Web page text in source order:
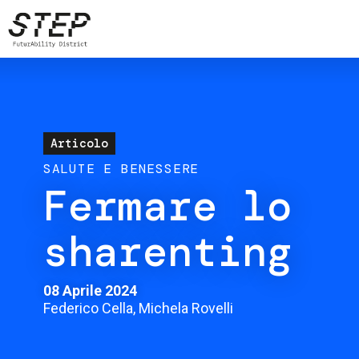
Salta
al
contenuto
Articolo
SALUTE E BENESSERE
Fermare lo
sharenting
08 Aprile 2024
Federico Cella, Michela Rovelli